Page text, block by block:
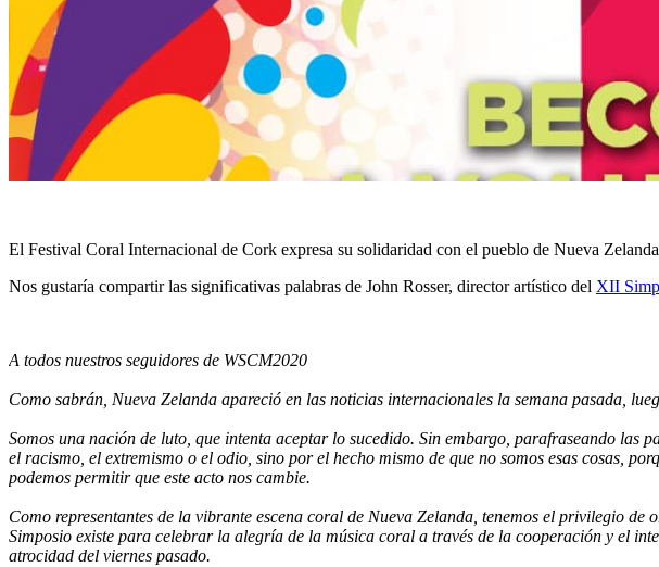
El Festival Coral Internacional de Cork expresa su solidaridad con el pueblo de Nueva
Nos gustaría compartir las significativas palabras de John Rosser, director artístico del XII
A todos nuestros seguidores de WSCM2020
Como sabrán, Nueva Zelanda apareció en las noticias internacionales la semana pasada,
Somos una nación de luto, que intenta aceptar lo sucedido. Sin embargo, parafraseando
el racismo, el extremismo o el odio, sino por el hecho mismo de que no somos esas cosas,
podemos permitir que este acto nos cambie.
Como representantes de la vibrante escena coral de Nueva Zelanda, tenemos el privilegio
Simposio existe para celebrar la alegría de la música coral a través de la cooperación y el
atrocidad del viernes pasado.